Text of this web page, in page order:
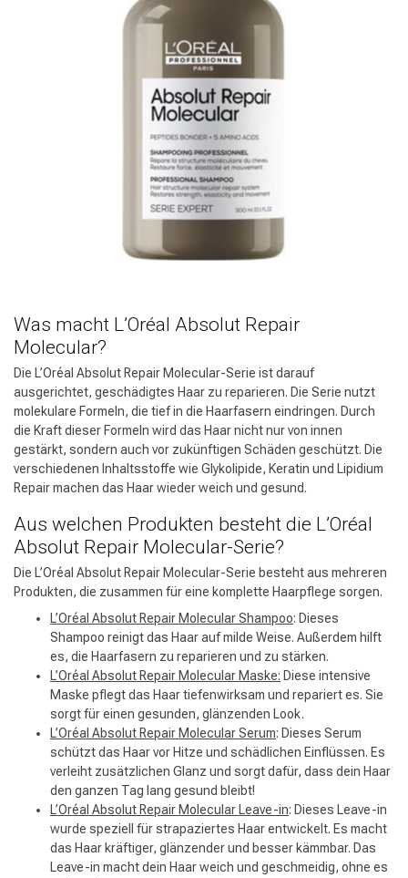
Was macht L’Oréal Absolut Repair
Molecular?
Die L’Oréal Absolut Repair Molecular-Serie ist darauf
ausgerichtet, geschädigtes Haar zu reparieren. Die Serie nutzt
molekulare Formeln, die tief in die Haarfasern eindringen. Durch
die Kraft dieser Formeln wird das Haar nicht nur von innen
gestärkt, sondern auch vor zukünftigen Schäden geschützt. Die
verschiedenen Inhaltsstoffe wie Glykolipide, Keratin und Lipidium
Repair machen das Haar wieder weich und gesund.
Aus welchen Produkten besteht die L’Oréal
Absolut Repair Molecular-Serie?
Die L’Oréal Absolut Repair Molecular-Serie besteht aus mehreren
Produkten, die zusammen für eine komplette Haarpflege sorgen.
L’Oréal Absolut Repair Molecular Shampoo: Dieses
Shampoo reinigt das Haar auf milde Weise. Außerdem hilft
es, die Haarfasern zu reparieren und zu stärken.
L’Oréal Absolut Repair Molecular Maske: Diese intensive
Maske pflegt das Haar tiefenwirksam und repariert es. Sie
sorgt für einen gesunden, glänzenden Look.
L’Oréal Absolut Repair Molecular Serum: Dieses Serum
schützt das Haar vor Hitze und schädlichen Einflüssen. Es
verleiht zusätzlichen Glanz und sorgt dafür, dass dein Haar
den ganzen Tag lang gesund bleibt!
L’Oréal Absolut Repair Molecular Leave-in: Dieses Leave-in
wurde speziell für strapaziertes Haar entwickelt. Es macht
das Haar kräftiger, glänzender und besser kämmbar. Das
Leave-in macht dein Haar weich und geschmeidig, ohne es